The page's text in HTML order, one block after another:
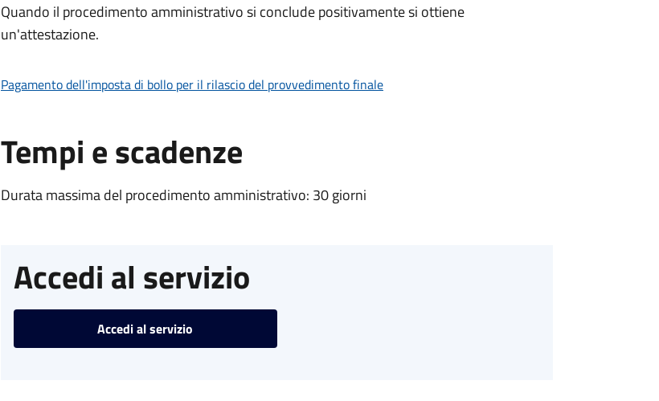
Quando il procedimento amministrativo si conclude positivamente si ottiene
un'attestazione.
Pagamento dell'imposta di bollo per il rilascio del provvedimento finale
Tempi e scadenze
Durata massima del procedimento amministrativo: 30 giorni
Accedi al servizio
Accedi al servizio